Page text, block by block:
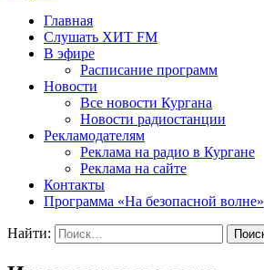
Главная
Слушать ХИТ FM
В эфире
Расписание программ
Новости
Все новости Кургана
Новости радиостанции
Рекламодателям
Реклама на радио в Кургане
Реклама на сайте
Контакты
Программа «На безопасной волне»
Найти: